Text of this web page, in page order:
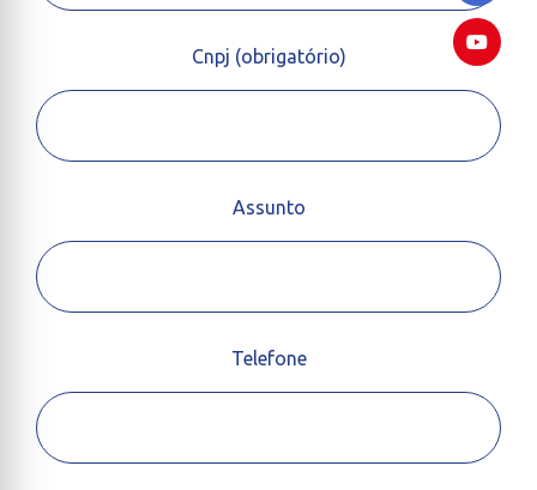
Cnpj (obrigatório)
Assunto
Telefone